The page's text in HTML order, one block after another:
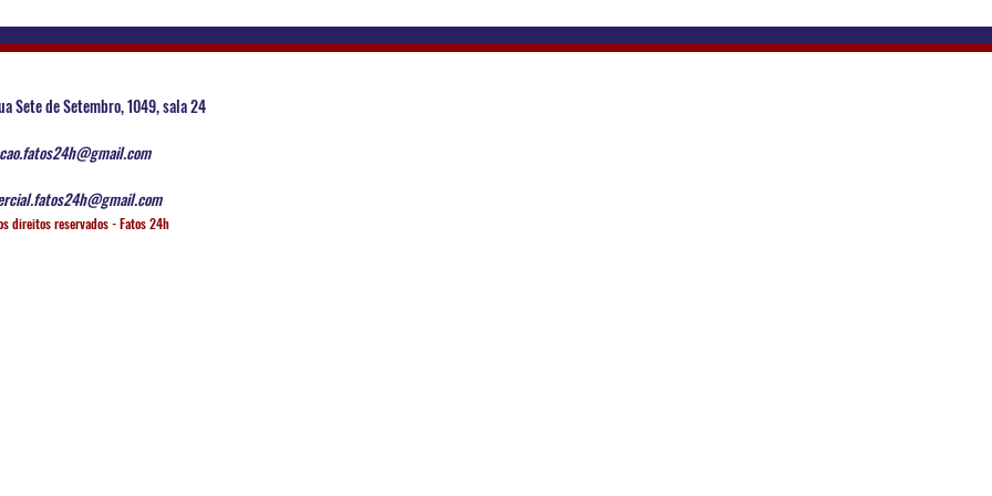
Sete de Setembro, 1049, sala 24
direitos reservados - Fatos 24h